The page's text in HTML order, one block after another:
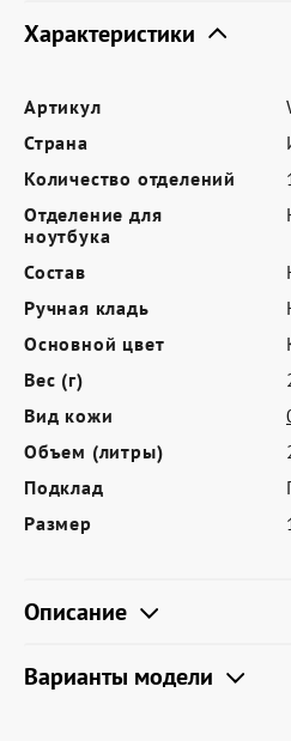
Условия доставки
Сертификат Dr.Koffer
Где купить
Партнерам
Контакты
Программа
Политика
данных
Характеристики
Артикул
Страна
Количество отделений
Отделение для
ноутбука
Состав
Ручная кладь
Основной цвет
Вес (г)
Вид кожи
Объем (литры)
Подклад
Размер
Описание
Варианты модели